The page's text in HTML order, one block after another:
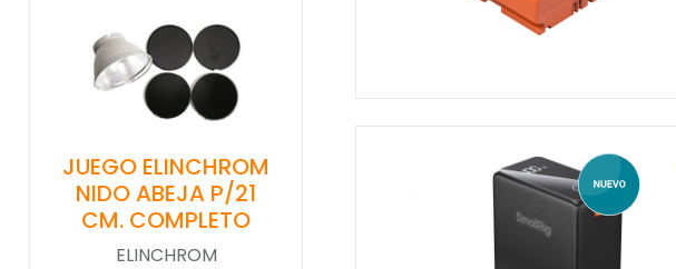
JUEGO ELINCHROM
NIDO ABEJA P/21
CM. COMPLETO
ELINCHROM